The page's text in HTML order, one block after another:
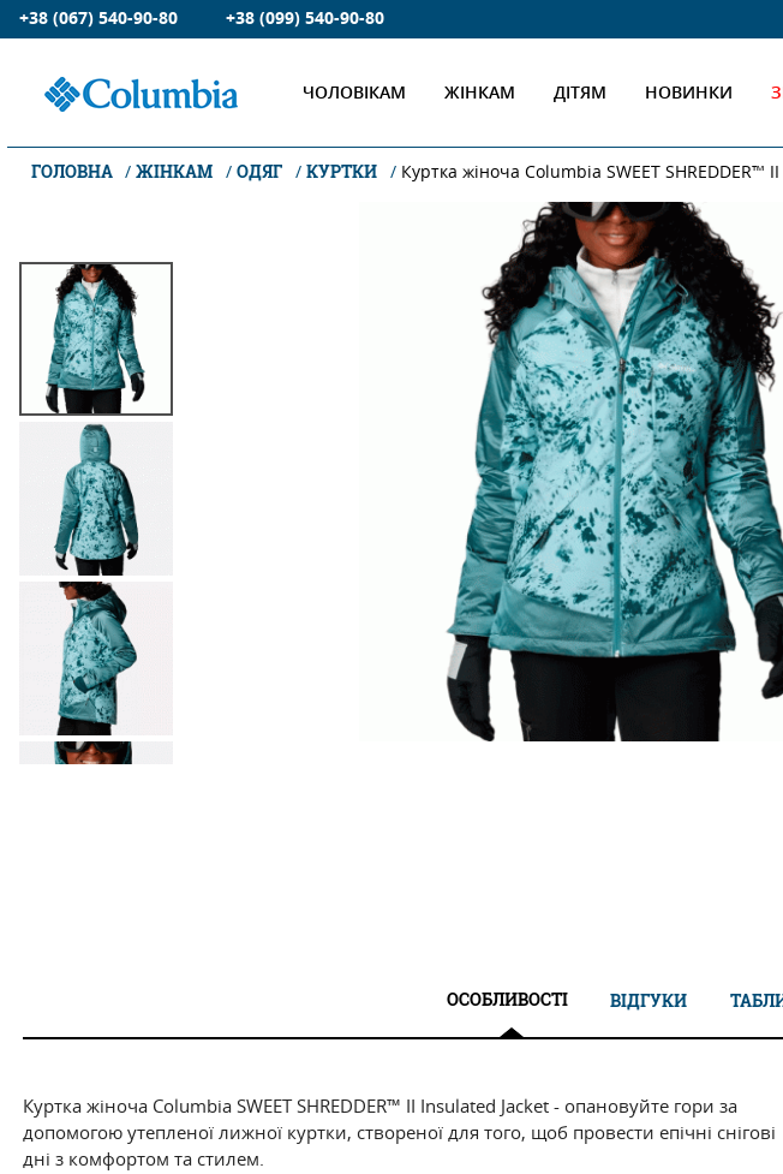
+38 (067) 540-90-80 +38 (099) 540-90-80
ЧОЛОВІКАМ ЖІНКАМ ДІТЯМ НОВИНКИ
ГОЛОВНА ЖІНКАМ ОДЯГ КУРТКИ Куртка жіноча Columbiа SWEET SHREDDER™
ОСОБЛИВОСТІ ВІДГУКИ
Куртка жіноча Columbiа SWEET SHREDDER™ II Insulated Jacket - опановуйте гори за
допомогою утепленої лижної куртки, створеної для того, щоб провести епічні снігові
дні з комфортом та стилем.